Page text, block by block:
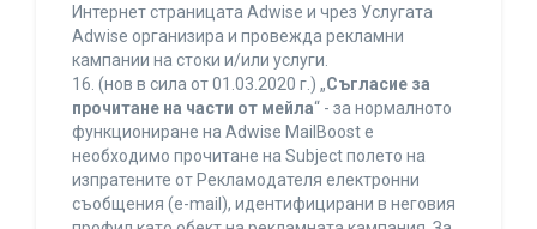
Интернет страницата Adwise и чрез Услугата
Adwise организира и провежда рекламни
кампании на стоки и/или услуги.
16. (нов в сила от 01.03.2020 г.) „Съгласие за
прочитане на части от мейла“ - за нормалното
функциониране на Adwise MailBoost е
необходимо прочитане на Subject полето на
изпратените от Рекламодателя електронни
съобщения (e-mail), идентифицирани в неговия